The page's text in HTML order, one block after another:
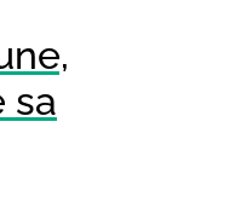
sa